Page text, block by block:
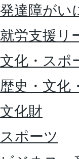
発達障がい
就労支援リ
文化・スポ
歴史・文化
文化財
スポーツ